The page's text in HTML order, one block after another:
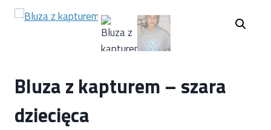
Bluza z kapturem – szara
dziecięca